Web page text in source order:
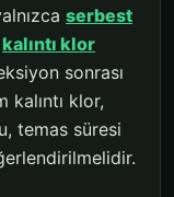
serbest
kalıntı klor
sonrası
kalıntı klor,
temas süresi